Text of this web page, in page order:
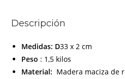
Descripción
Medidas: D33 x 2 cm
Peso : 1,5 kilos
Material: Madera maciza de